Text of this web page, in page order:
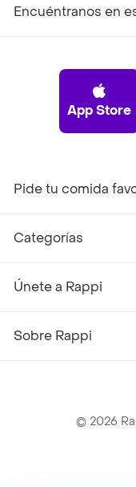
Encuéntranos en
App Store
Pide tu comida
Categorías
Únete a Rappi
Sobre Rappi
© 2026